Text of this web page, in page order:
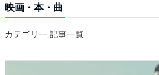
映画・本・曲
カテゴリ一 記事一覧